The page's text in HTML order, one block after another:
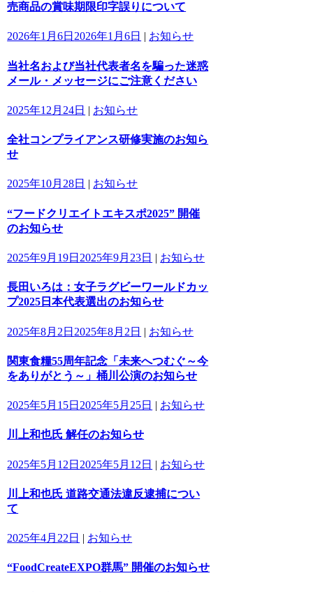
売商品の賞味期限印字誤りについて
2026年1月6日 2026年1月6日 | お知らせ
当社名および当社代表者名を騙った迷惑
メール・メッセージにご注意ください
2025年12月24日 | お知らせ
全社コンプライアンス研修実施のお知ら
せ
2025年10月28日 | お知らせ
“フードクリエイトエキスポ2025” 開催
のお知らせ
2025年9月19日 2025年9月23日 | お知らせ
長田いろは：女子ラグビーワールドカッ
プ2025日本代表選出のお知らせ
2025年8月2日 2025年8月2日 | お知らせ
関東食糧55周年記念「未来へつむぐ～今
をありがとう～」桶川公演のお知らせ
2025年5月15日 2025年5月25日 | お知らせ
川上和也氏 解任のお知らせ
2025年5月12日 2025年5月12日 | お知らせ
川上和也氏 道路交通法違反逮捕につい
て
2025年4月22日 | お知らせ
“FoodCreateEXPO群馬” 開催のお知らせ